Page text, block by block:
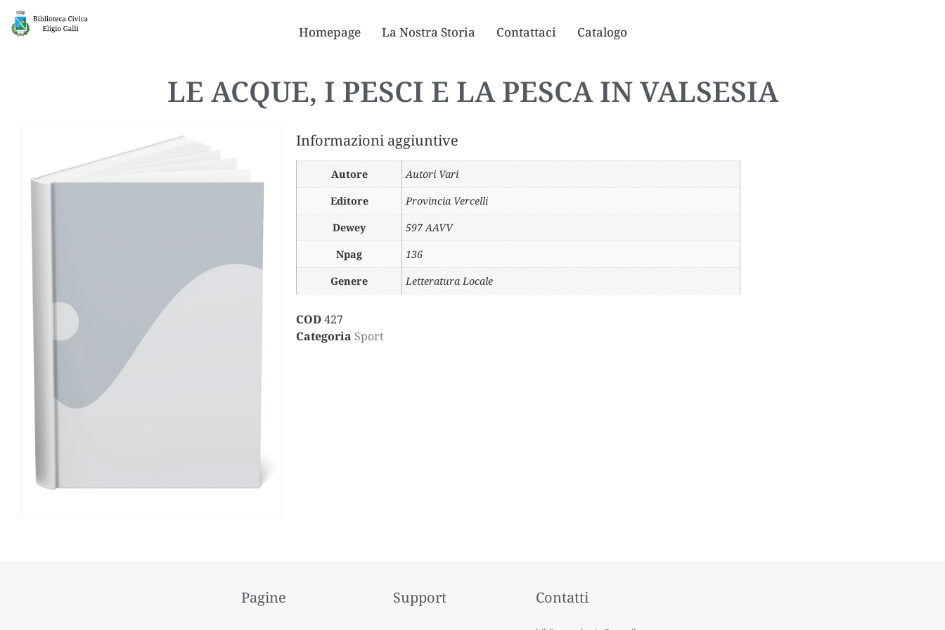
Homepage La Nostra Storia Contattaci Catalogo
LE ACQUE, I PESCI E LA PESCA IN VALSESIA
Informazioni aggiuntive
Autore
Autori Vari
Editore
Provincia Vercelli
Dewey
597 AAVV
Npag
136
Genere
Letteratura Locale
COD427
Categoria Sport
Pagine Support Contatti